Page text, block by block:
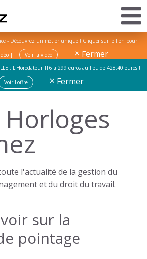
- Découvrez un métier unique ! Cliquer sur le lien pour
| Voir la vidéo × Fermer
: L'Horodateur TP6 à 299 euros au lieu de 428.40 euros !
Voir l'offre × Fermer
Horloges
l'actualité de la gestion du
et du droit du travail.
sur la
pointage